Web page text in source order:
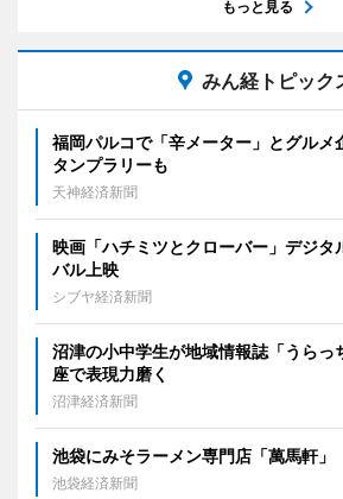
もっと見る
みん経トピック
福岡パルコで「辛メーター」とグル
タンプラリーも
天神経済新聞
映画「ハチミツとクローバー」デジタ
バル上映
シブヤ経済新聞
沼津の小中学生が地域情報誌「うら
座で表現力磨く
沼津経済新聞
池袋にみそラーメン専門店「萬馬軒
池袋経済新聞